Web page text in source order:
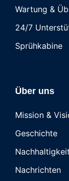
Wartung &
24/7
Sprühkabine
Über uns
Mission &
Geschichte
Nachrichten